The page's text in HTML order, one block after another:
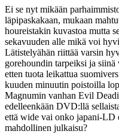
Ei se nyt mikään
läpipaskakaan, mukaan
houreistakin kuvastoa mutta
sekavuuden alle mikä voi
Lätistelyähän riittää varsin
gorehoundin tarpeiksi ja
etten tuota leikattua
kuuden minuutin poistoilla
Magnumin vanhan Evil
edelleenkään DVD:llä
että wide vai onko japani-LD
mahdollinen julkaisu?